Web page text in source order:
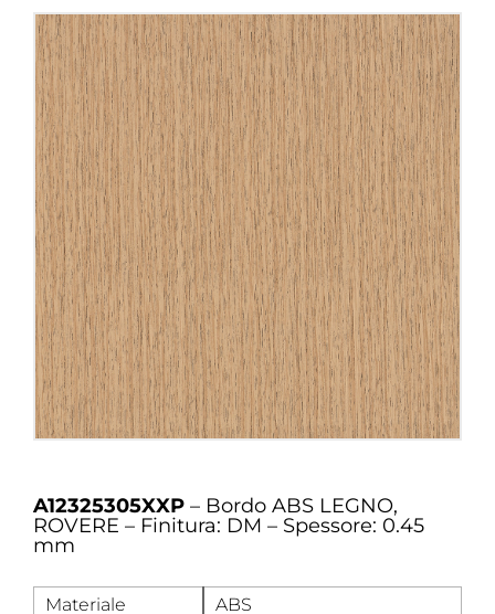
A12325305XXP – Bordo ABS LEGNO,
ROVERE – Finitura: DM – Spessore: 0.45
mm
Materiale
ABS